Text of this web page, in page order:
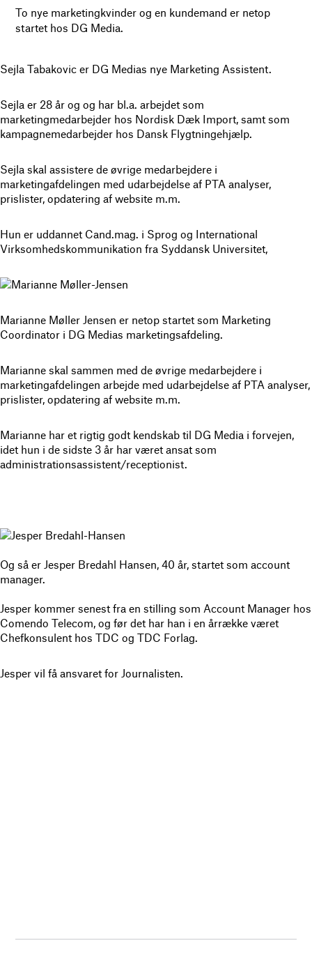
To nye marketingkvinder og en kundemand er netop
startet hos DG Media.
Sejla Tabakovic er DG Medias nye Marketing Assistent.
Sejla er 28 år og og har bl.a. arbejdet som
marketingmedarbejder hos Nordisk Dæk Import, samt som
kampagnemedarbejder hos Dansk Flygtningehjælp.
Sejla skal assistere de øvrige medarbejdere i
marketingafdelingen med udarbejdelse af PTA analyser,
prislister, opdatering af website m.m.
Hun er uddannet Cand.mag. i Sprog og International
Virksomhedskommunikation fra Syddansk Universitet,
Marianne Møller Jensen er netop startet som Marketing
Coordinator i DG Medias marketingsafdeling.
Marianne skal sammen med de øvrige medarbejdere i
marketingafdelingen arbejde med udarbejdelse af PTA analyser,
prislister, opdatering af website m.m.
Marianne har et rigtig godt kendskab til DG Media i forvejen,
idet hun i de sidste 3 år har været ansat som
administrationsassistent/receptionist.
Og så er Jesper Bredahl Hansen, 40 år, startet som account
manager.
Jesper kommer senest fra en stilling som Account Manager hos
Comendo Telecom, og før det har han i en årrække været
Chefkonsulent hos TDC og TDC Forlag.
Jesper vil få ansvaret for Journalisten.